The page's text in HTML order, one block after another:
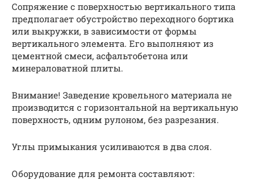
Сопряжение с поверхностью вертикального типа
предполагает обустройство переходного бортика
или выкружки, в зависимости от формы
вертикального элемента. Его выполняют из
цементной смеси, асфальтобетона или
минераловатной плиты.
Внимание! Заведение кровельного материала не
производится с горизонтальной на вертикальную
поверхность, одним рулоном, без разрезания.
Углы примыкания усиливаются в два слоя.
Оборудование для ремонта составляют: